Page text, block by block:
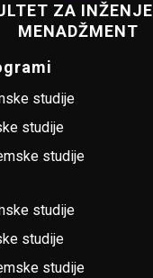
ZA
MENADŽMENT
studije
studije
studije
studije
studije
studije